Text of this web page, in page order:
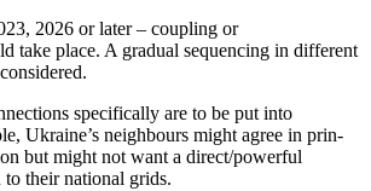
2026 or later – coupling or
take place. A gradual sequencing in different
specifically are to be put into
Ukraine’s neighbours might agree in prin­
but might not want a direct/powerful
their national grids.